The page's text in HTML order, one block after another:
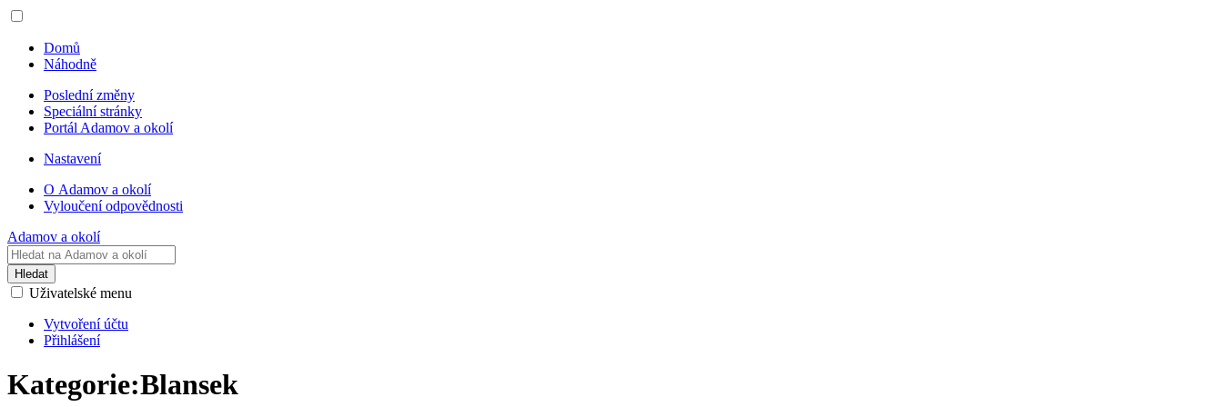
Domů
Náhodně
Poslední změny
Speciální stránky
Portál Adamov a okolí
Nastavení
O Adamov a okolí
Vyloučení odpovědnosti
Adamov a okolí
Hledat
Uživatelské menu
Vytvoření účtu
Přihlášení
Kategorie:Blansek